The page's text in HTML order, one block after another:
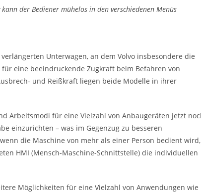
der Bediener mühelos in den verschiedenen Menüs
Unterwagen, an dem Volvo insbesondere die
eine beeindruckende Zugkraft beim Befahren von
und Reißkraft liegen beide Modelle in ihrer
Arbeitsmodi für eine Vielzahl von Anbaugeräten jetzt
einzurichten – was im Gegenzug zu besseren
die Maschine von mehr als einer Person bedient wird,
HMI (Mensch-Maschine-Schnittstelle) die individuellen
Möglichkeiten für eine Vielzahl von Anwendungen wie